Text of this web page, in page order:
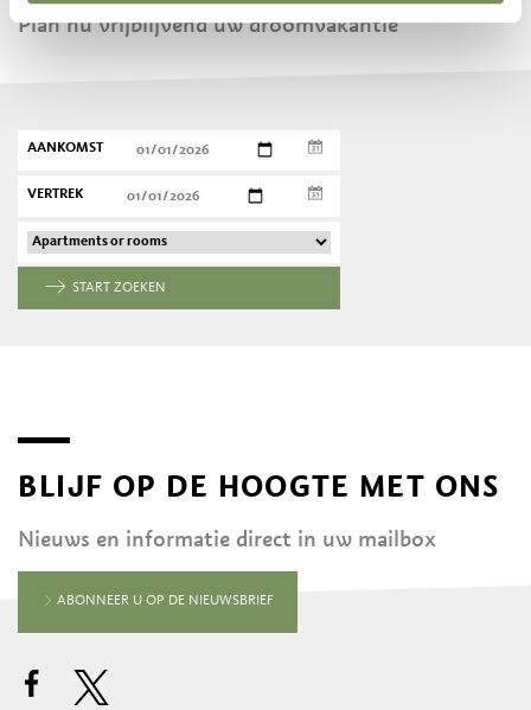
Plan nu vrijblijvend uw droomvakantie
AANKOMST
VERTREK
START ZOEKEN
BLIJF OP DE HOOGTE MET ONS
Nieuws en informatie direct in uw mailbox
ABONNEER U OP DE NIEUWSBRIEF